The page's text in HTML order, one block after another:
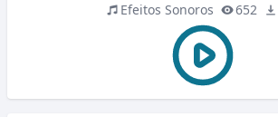
Efeitos Sonoros 652